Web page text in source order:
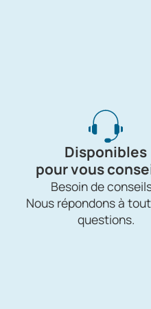
Disponibles
pour vous
Besoin de
Nous répondons à
questions.